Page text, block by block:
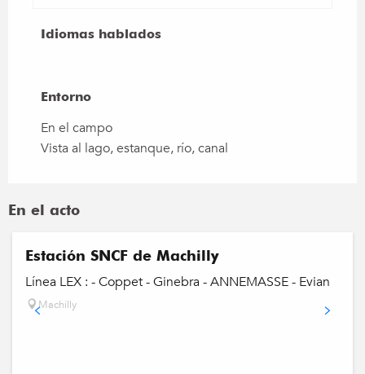
Idiomas hablados
Idiomas hablados
Entorno
Entorno
En el campo
Vista al lago, estanque, río, canal
En el acto
Estación SNCF de Machilly
Línea LEX : - Coppet - Ginebra - ANNEMASSE - Evian
Machilly